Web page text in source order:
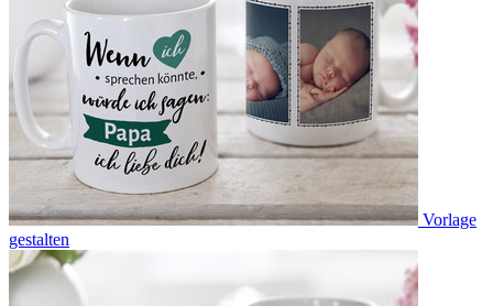
Vorlage
gestalten